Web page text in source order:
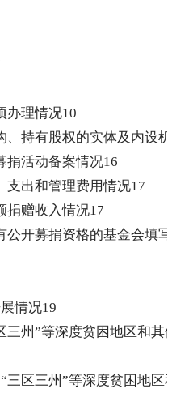
办理情况10
、持有股权的实体及内设
捐活动备案情况16
支出和管理费用情况17
捐赠收入情况17
公开募捐资格的基金会填
情况19
三州”等深度贫困地区和其
三区三州”等深度贫困地区